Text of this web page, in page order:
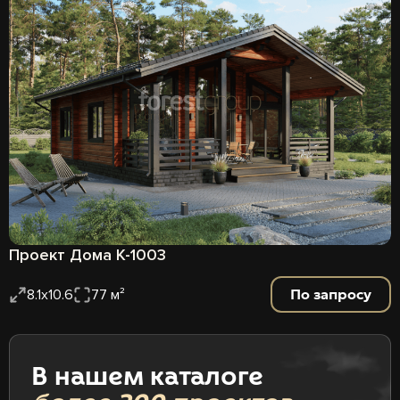
Проект Дома К-1003
8.1х10.6 77 м² По запросу
В нашем каталоге